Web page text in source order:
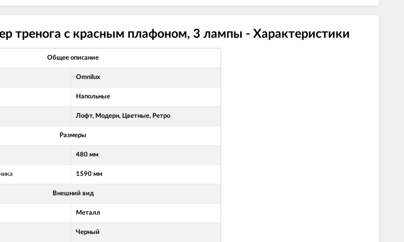
тренога с красным плафоном, 3 лампы - Характеристики
Общее описание
Omnilux
Напольные
Лофт, Модерн, Цветные, Ретро
Размеры
480 мм
1590 мм
Внешний вид
Металл
Черный